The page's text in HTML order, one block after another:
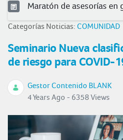
Maratón de asesorías en
Categorías Noticias: COMUNIDAD
Seminario Nueva
de riesgo para COVID-
Gestor Contenido BLANK
4 Years Ago - 6358 Views